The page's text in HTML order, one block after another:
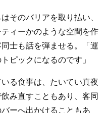
そのバリアを取り払い、
ィーかのような空間を作
士も話を弾ませる。「運
ピックになるのです」
る食事は、たいてい真夜
み直すこともあり、客同
ーへ出かけることもあ